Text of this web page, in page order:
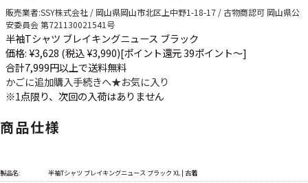
販売業者:SSY株式会社 / 岡山県岡山市北区上中野1-18-17 / 古物商認可 岡山県公
安委員会 第721130021541号
半袖Tシャツ ブレイキングニュース ブラック
価格: ¥3,628 (税込 ¥3,990)[ポイント還元 39ポイント～]
合計7,999円以上で送料無料
かごに追加購入手続きへ★お気に入り
※1点限り、次回の入荷はありません
商品仕様
製品名:
半袖Tシャツ ブレイキングニュース ブラック XL | 古着